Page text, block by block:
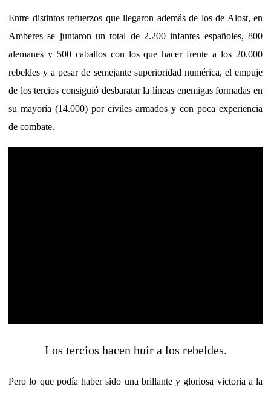
Entre distintos refuerzos que llegaron además de los de Alost, en
Amberes se juntaron un total de 2.200 infantes españoles, 800
alemanes y 500 caballos con los que hacer frente a los 20.000
rebeldes y a pesar de semejante superioridad numérica, el empuje
de los tercios consiguió desbaratar la líneas enemigas formadas en
su mayoría (14.000) por civiles armados y con poca experiencia
de combate.
Los tercios hacen huír a los rebeldes.
Pero lo que podía haber sido una brillante y gloriosa victoria a la